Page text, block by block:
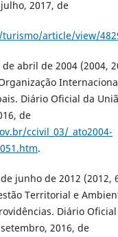
2017, de
article/view/
abril de 2004 (2004,
Diário Oficial da
de
ccivil_03/_ato2004-
.
de junho de 2012
Territorial e
Diário
2016, de